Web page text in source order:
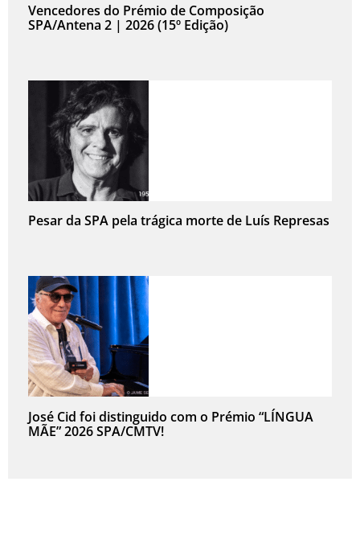
Vencedores do Prémio de Composição
SPA/Antena 2 | 2026 (15º Edição)
Pesar da SPA pela trágica morte de Luís Represas
José Cid foi distinguido com o Prémio “LÍNGUA
MÃE” 2026 SPA/CMTV!